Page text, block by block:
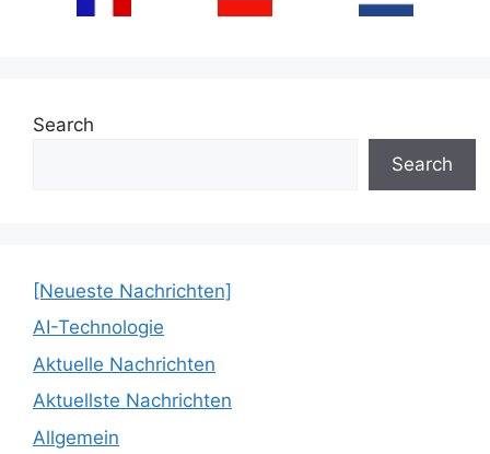
Search
Search
[Neueste Nachrichten]
AI-Technologie
Aktuelle Nachrichten
Aktuellste Nachrichten
Allgemein